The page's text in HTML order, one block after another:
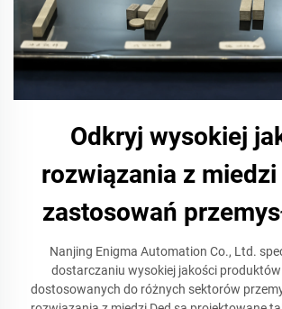
Odkryj wysokiej
rozwiązania z miedzi
zastosowań
Nanjing Enigma Automation Co., Ltd.
dostarczaniu wysokiej jakości produktów
dostosowanych do różnych sektorów